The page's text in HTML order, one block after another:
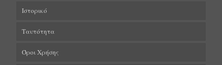
Ιστορικό
Ταυτότητα
Όροι Χρήσης